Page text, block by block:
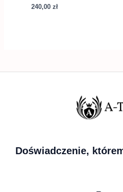
240,00 zł
Doświadczenie,